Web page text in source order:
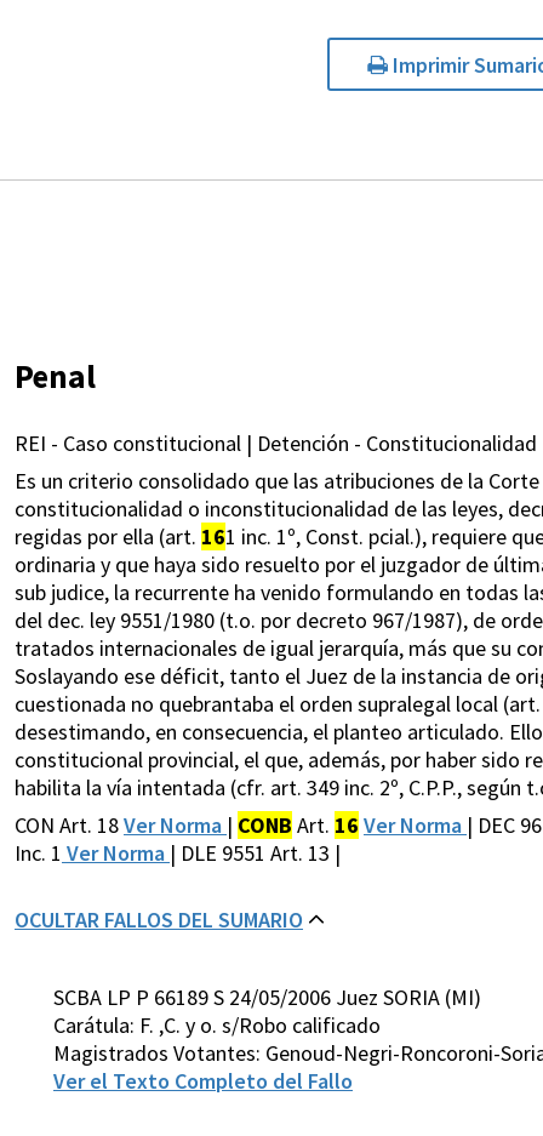
Imprimir
Penal
REI - Caso constitucional | Detención - Constitucionalidad
Es un criterio consolidado que las atribuciones de la
constitucionalidad o inconstitucionalidad de las leyes,
regidas por ella (art. 161 inc. 1º, Const. pcial.), requiere
ordinaria y que haya sido resuelto por el juzgador de
sub judice, la recurrente ha venido formulando en todas
del dec. ley 9551/1980 (t.o. por decreto 967/1987), de
tratados internacionales de igual jerarquía, más que su
Soslayando ese déficit, tanto el Juez de la instancia de
cuestionada no quebrantaba el orden supralegal local
desestimando, en consecuencia, el planteo articulado.
constitucional provincial, el que, además, por haber sido
habilita la vía intentada (cfr. art. 349 inc. 2º, C.P.P., según
CON Art. 18Ver Norma | CONB Art. 16 Ver Norma | DEC
Inc. 1 Ver Norma | DLE 9551 Art. 13 |
OCULTAR FALLOS DEL SUMARIO
SCBA LP P 66189 S 24/05/2006 Juez SORIA (MI)
Carátula: F. ,C. y o. s/Robo calificado
Magistrados Votantes: Genoud-Negri-Roncoroni-
Ver el Texto Completo del Fallo